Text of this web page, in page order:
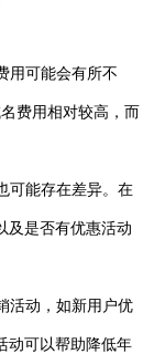
用可能会有所不
费用相对较高，而
能存在差异。在
及是否有优惠活动
动，如新用户优
动可以帮助降低年